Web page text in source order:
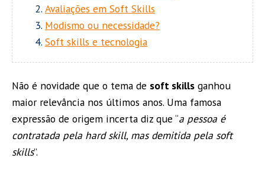
Avaliações em Soft Skills
Modismo ou necessidade?
Soft skills e tecnologia
Não é novidade que o tema de soft skills ganhou
maior relevância nos últimos anos. Uma famosa
expressão de origem incerta diz que “a pessoa é
contratada pela hard skill, mas demitida pela soft
skills”.